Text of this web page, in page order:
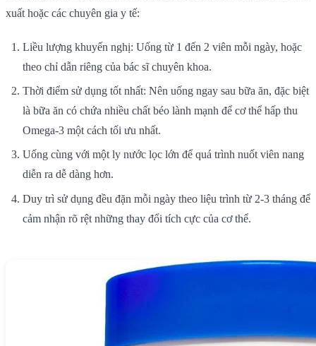
xuất hoặc các chuyên gia y tế:
Liều lượng khuyến nghị: Uống từ 1 đến 2 viên mỗi ngày, hoặc
theo chỉ dẫn riêng của bác sĩ chuyên khoa.
Thời điểm sử dụng tốt nhất: Nên uống ngay sau bữa ăn, đặc biệt
là bữa ăn có chứa nhiều chất béo lành mạnh để cơ thể hấp thu
Omega-3 một cách tối ưu nhất.
Uống cùng với một ly nước lọc lớn để quá trình nuốt viên nang
diễn ra dễ dàng hơn.
Duy trì sử dụng đều đặn mỗi ngày theo liệu trình từ 2-3 tháng để
cảm nhận rõ rệt những thay đổi tích cực của cơ thể.